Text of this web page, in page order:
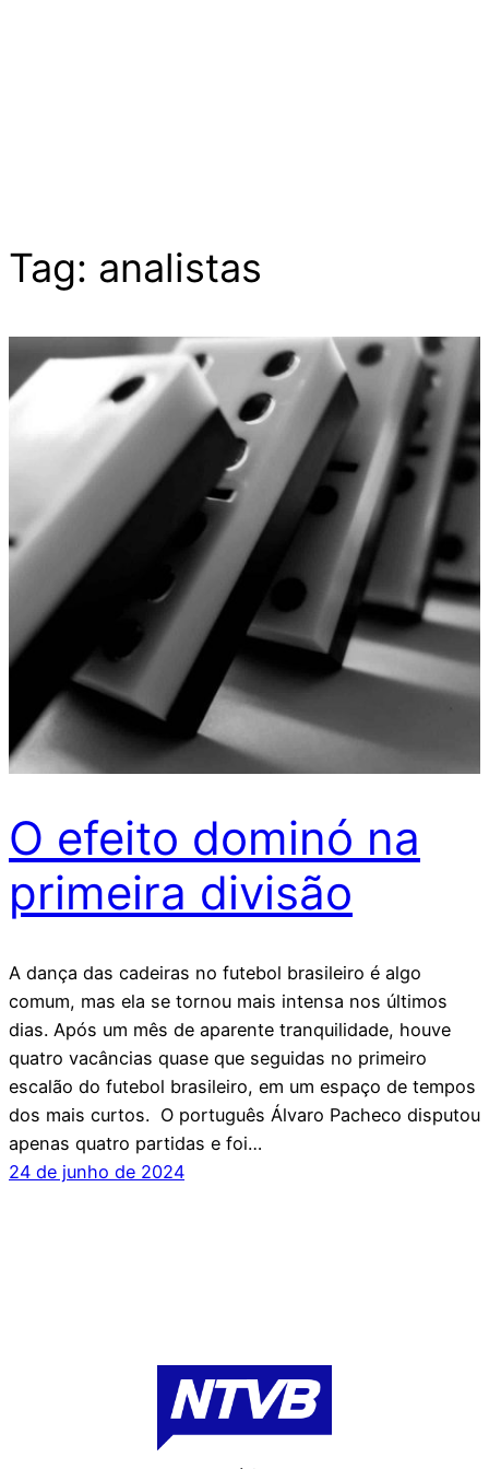
Tag: analistas
O efeito dominó na
primeira divisão
A dança das cadeiras no futebol brasileiro é algo
comum, mas ela se tornou mais intensa nos últimos
dias. Após um mês de aparente tranquilidade, houve
quatro vacâncias quase que seguidas no primeiro
escalão do futebol brasileiro, em um espaço de tempos
dos mais curtos. O português Álvaro Pacheco disputou
apenas quatro partidas e foi…
24 de junho de 2024